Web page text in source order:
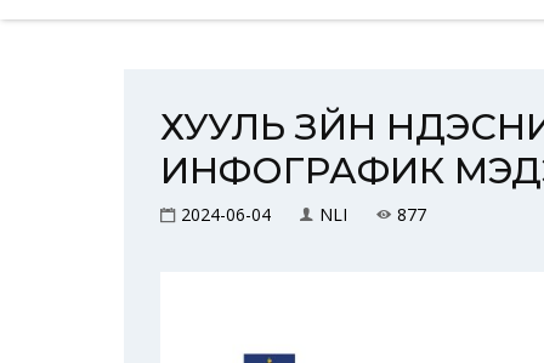
ХУУЛЬ ЗҮЙН
ИНФОГРАФИК
2024-06-04 NLI 877